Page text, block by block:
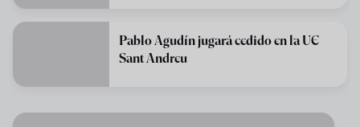
Pablo Agudín jugará cedido en la UE
Sant Andreu